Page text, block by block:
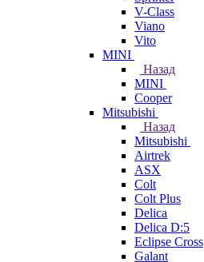
V-Class
Viano
Vito
MINI
Назад
MINI
Cooper
Mitsubishi
Назад
Mitsubishi
Airtrek
ASX
Colt
Colt Plus
Delica
Delica D:5
Eclipse Cross
Galant